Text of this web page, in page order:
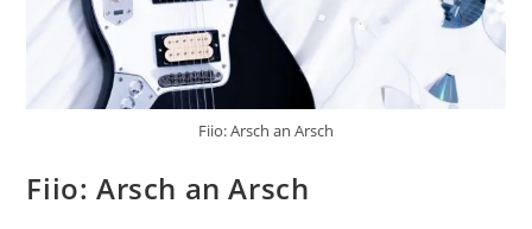
Fiio: Arsch an Arsch
Fiio: Arsch an Arsch